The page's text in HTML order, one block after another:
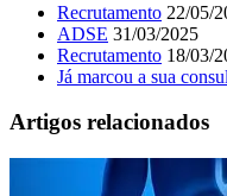
Recrutamento 22/05/
ADSE 31/03/2025
Recrutamento 18/03/
Já marcou a sua
Artigos relacionados